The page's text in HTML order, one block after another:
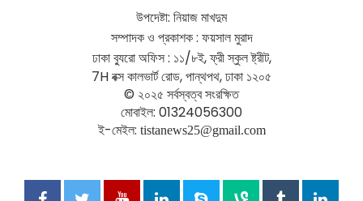
উপদেষ্টা: নিয়াজমাখদুম
সম্পাদকও প্রকাশক: ফয়সালমুরাদ
ঢাকাব্যুরোঅফিস: ১১/৮ই,ফ্রীস্কুলষ্ট্রীট,
7Hবক্সকালভার্টরোড,পান্থপথ,ঢাকা ১২০৫
© ২০২৫ সর্বস্বত্বসংরক্ষিত
মোবাইল: 01324056300
ই-মেইল: tistanews25@gmail.com